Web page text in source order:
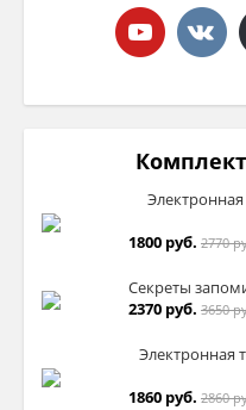
1800 руб. 2770
Секреты
2370 руб. 3650
Электронная
1860 руб. 2860